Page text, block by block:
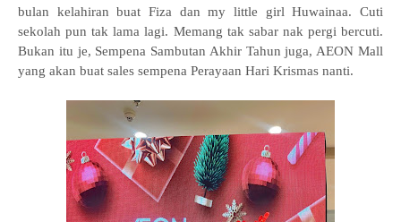
bulan kelahiran buat Fiza dan my little girl Huwainaa. Cuti
sekolah pun tak lama lagi. Memang tak sabar nak pergi bercuti.
Bukan itu je, Sempena Sambutan Akhir Tahun juga, AEON Mall
yang akan buat sales sempena Perayaan Hari Krismas nanti.